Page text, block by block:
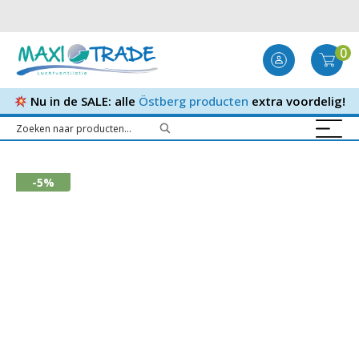
0
Nu in de SALE: alle Östberg producten extra voordelig!
-5%